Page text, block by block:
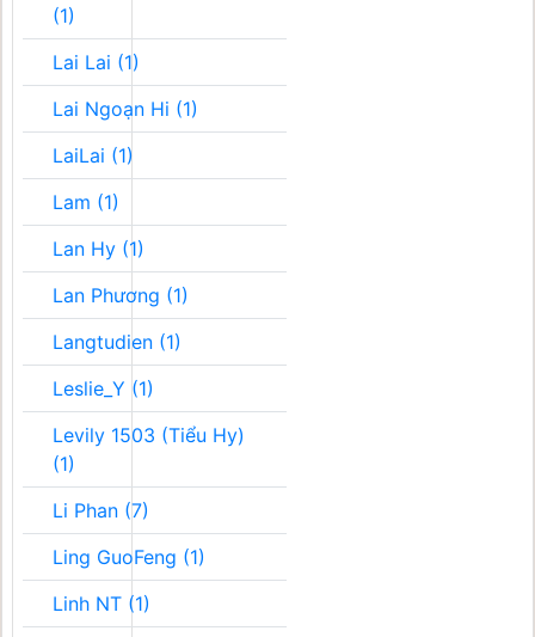
(1)
Lai Lai (1)
Lai Ngoạn Hi (1)
LaiLai (1)
Lam (1)
Lan Hy (1)
Lan Phương (1)
Langtudien (1)
Leslie_Y (1)
Levily 1503 (Tiểu Hy)
(1)
Li Phan (7)
Ling GuoFeng (1)
Linh NT (1)